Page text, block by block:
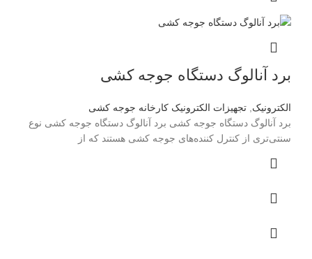
برد آنالوگ دستگاه جوجه کشی
الکترونیک تجهیزات الکترونیک کارخانه جوجه کشی
برد آنالوگ دستگاه جوجه کشی برد آنالوگ دستگاه جوجه کشی نوع
سنتی‌تری از کنترل کننده‌های جوجه کشی هستند که از